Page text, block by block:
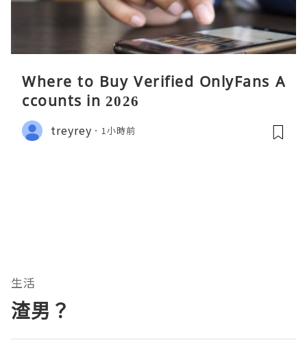
Where to Buy Verified OnlyFans A
ccounts in 2026
treyrey 1小時前
生活
渣男？